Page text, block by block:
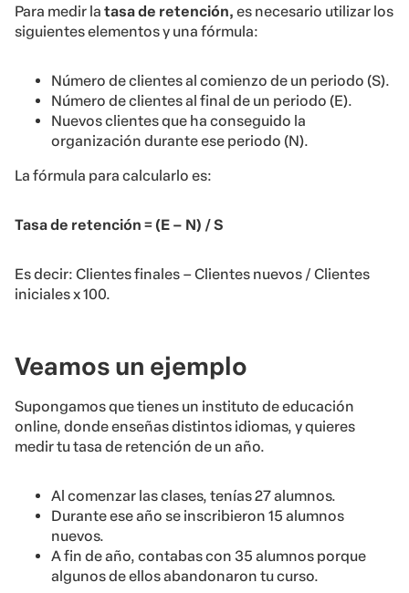
Para medir la tasa de retención, es necesario utilizar los
siguientes elementos y una fórmula:
Número de clientes al comienzo de un periodo (S).
Número de clientes al final de un periodo (E).
Nuevos clientes que ha conseguido la
organización durante ese periodo (N).
La fórmula para calcularlo es:
Tasa de retención = (E – N) / S
Es decir: Clientes finales – Clientes nuevos / Clientes
iniciales x 100.
Veamos un ejemplo
Supongamos que tienes un instituto de educación
online, donde enseñas distintos idiomas, y quieres
medir tu tasa de retención de un año.
Al comenzar las clases, tenías 27 alumnos.
Durante ese año se inscribieron 15 alumnos
nuevos.
A fin de año, contabas con 35 alumnos porque
algunos de ellos abandonaron tu curso.